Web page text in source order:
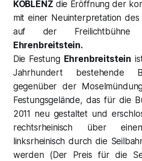
KOBLENZ die Eröffnung der
mit einer Neuinterpretation des
auf der
Ehrenbreitstein.
Die Festung Ehrenbreitstein
Jahrhundert bestehende
gegenüber der
Festungsgelände, das für die
2011 neu gestaltet und
rechtsrheinisch über
linksrheinisch durch die
werden (Der Preis für die